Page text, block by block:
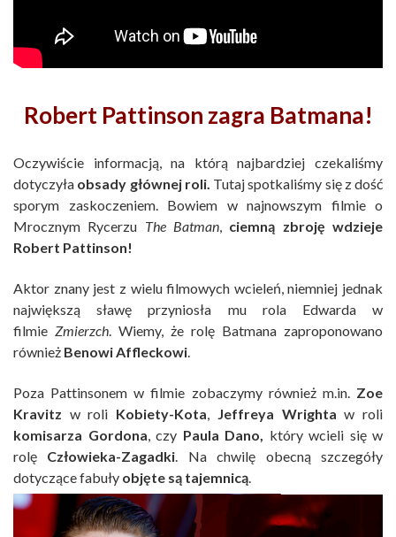
Robert Pattinson zagra Batmana!
Oczywiście informacją, na którą najbardziej czekaliśmy
dotyczyła obsady głównej roli. Tutaj spotkaliśmy się z dość
sporym zaskoczeniem. Bowiem w najnowszym filmie o
Mrocznym Rycerzu The Batman
ciemną zbroję wdzieje
Robert Pattinson!
Aktor znany jest z wielu filmowych wcieleń, niemniej jednak
największą sławę przyniosła mu rola Edwarda w
filmie Zmierzch . Wiemy, że rolę Batmana zaproponowano
również Benowi Affleckowi
Poza Pattinsonem w filmie zobaczymy również m.in. Zoe
Kravitz w roli Kobiety-Kota Jeffreya Wrighta w roli
komisarza Gordona , czy Paula Dano, który wcieli się w
rolę Człowieka-Zagadki . Na chwilę obecną szczegóły
dotyczące fabuły objęte są tajemnicą